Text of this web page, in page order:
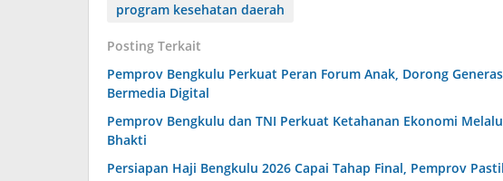
program kesehatan daerah
Posting Terkait
Pemprov Bengkulu Perkuat Peran Forum Anak, Dorong
Bermedia Digital
Pemprov Bengkulu dan TNI Perkuat Ketahanan Ekonomi
Bhakti
Persiapan Haji Bengkulu 2026 Capai Tahap Final, Pemprov